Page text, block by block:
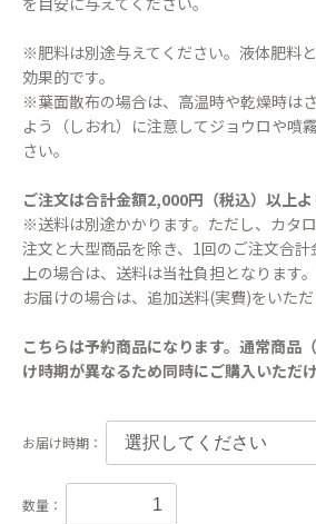
※肥料は別途与えてください。液体肥料
効果的です。
※葉面散布の場合は、高温時や乾燥時は
よう（しおれ）に注意してジョウロや噴
さい。
ご注文は合計金額2,000円（税込）以上よ
※送料は別途かかります。ただし、カタ
注文と大型商品を除き、1回のご注文合
上の場合は、送料は当社負担となります
お届けの場合は、追加送料(実費)をいただ
こちらは予約商品になります。通常商品
け時期が異なるため同時にご購入いただけ
お届け時期：
数量：